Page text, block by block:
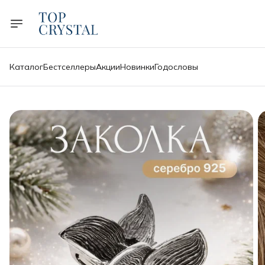
КаталогБестселлерыАкцииНовинкиГодословы